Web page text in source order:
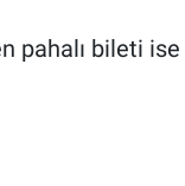
pahalı bileti